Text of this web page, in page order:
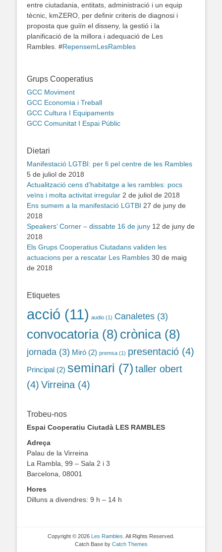
entre ciutadania, entitats, administració i un equip
tècnic, kmZERO, per definir criteris de diagnosi i
proposta que guiïn el disseny, la gestió i la
planificació de la millora i adequació de Les
Rambles. #RepensemLesRambles
Grups Cooperatius
GCC Moviment
GCC Economia i Treball
GCC Cultura I Equipaments
GCC Comunitat I Espai Públic
Dietari
Manifestació LGTBI: per fi pel centre de les Rambles
5 de juliol de 2018
Actualització cens d’habitatge a les rambles: pocs
veïns i molta activitat irregular 2 de juliol de 2018
Ens sumem a la manifestació LGTBI 27 de juny de
2018
Speakers’ Corner – dissabte 16 de juny 12 de juny de
2018
Els Grups Cooperatius Ciutadans validen les
actuacions per a rescatar Les Rambles 30 de maig
de 2018
Etiquetes
acció (11) audio (1) Canaletes (3)
convocatoria(8) crònica(8)
jornada (3) Miró (2) premsa (1) presentació (4)
Principal (2) seminari (7) taller obert
(4) Virreina (4)
Trobeu-nos
Espai Cooperatiu Ciutadà LES RAMBLES
Adreça
Palau de la Virreina
La Rambla, 99 – Sala 2 i 3
Barcelona, 08001
Hores
Dilluns a divendres: 9 h – 14 h
Copyright © 2026 Les Rambles . All Rights Reserved.
Catch Base by Catch Themes